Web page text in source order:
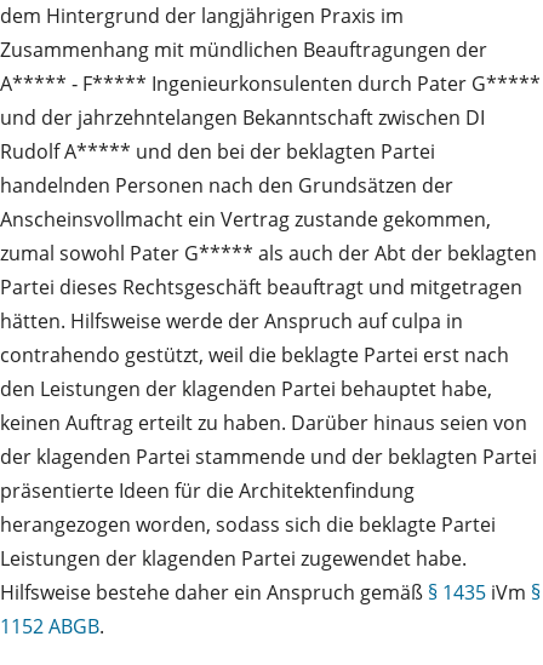
dem Hintergrund der langjährigen Praxis im
Zusammenhang mit mündlichen Beauftragungen der
A***** ‑ F***** Ingenieurkonsulenten durch Pater G*****
und der jahrzehntelangen Bekanntschaft zwischen DI
Rudolf A***** und den bei der beklagten Partei
handelnden Personen nach den Grundsätzen der
Anscheinsvollmacht ein Vertrag zustande gekommen,
zumal sowohl Pater G***** als auch der Abt der beklagten
Partei dieses Rechtsgeschäft beauftragt und mitgetragen
hätten. Hilfsweise werde der Anspruch auf culpa in
contrahendo gestützt, weil die beklagte Partei erst nach
den Leistungen der klagenden Partei behauptet habe,
keinen Auftrag erteilt zu haben. Darüber hinaus seien von
der klagenden Partei stammende und der beklagten Partei
präsentierte Ideen für die Architektenfindung
herangezogen worden, sodass sich die beklagte Partei
Leistungen der klagenden Partei zugewendet habe.
Hilfsweise bestehe daher ein Anspruch gemäß § 1435 iVm §
1152 ABGB.